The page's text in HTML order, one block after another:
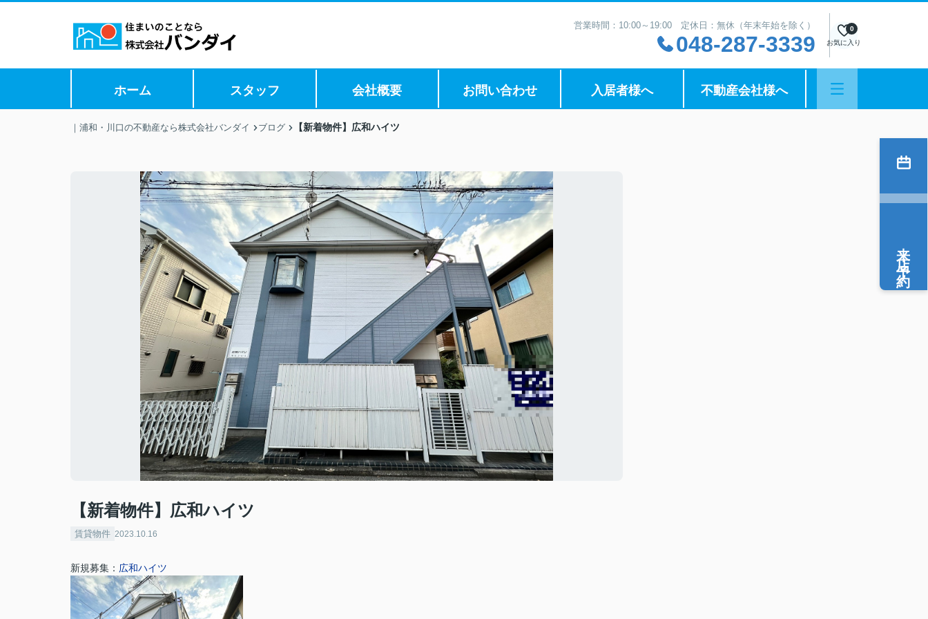
営業時間：10:00～19:00 定休日：無休（年末年始を除く）
048-287-3339 お気に入り
0
ホーム スタッフ 会社概要 お問い合わせ 入居者様へ 不動産会社様へ
｜浦和・川口の不動産なら株式会社バンダイ ブログ 【新着物件】広和ハイツ
【新着物件】広和ハイツ
賃貸物件 2023.10.16
新規募集： 広和ハイツ
来店予約